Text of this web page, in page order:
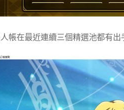
帳在最近連續三個精選池都有